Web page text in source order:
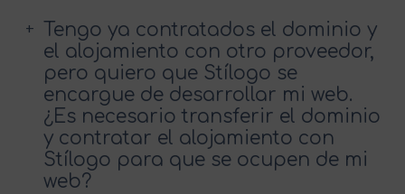
Tengo ya contratados el dominio y
el alojamiento con otro proveedor,
pero quiero que Stílogo se
encargue de desarrollar mi web.
¿Es necesario transferir el dominio
y contratar el alojamiento con
Stílogo para que se ocupen de mi
web?